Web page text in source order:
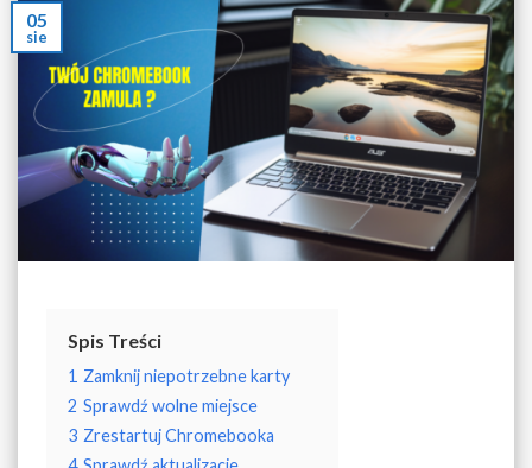
05
sie
Spis Treści
1 Zamknij niepotrzebne karty
2 Sprawdź wolne miejsce
3 Zrestartuj Chromebooka